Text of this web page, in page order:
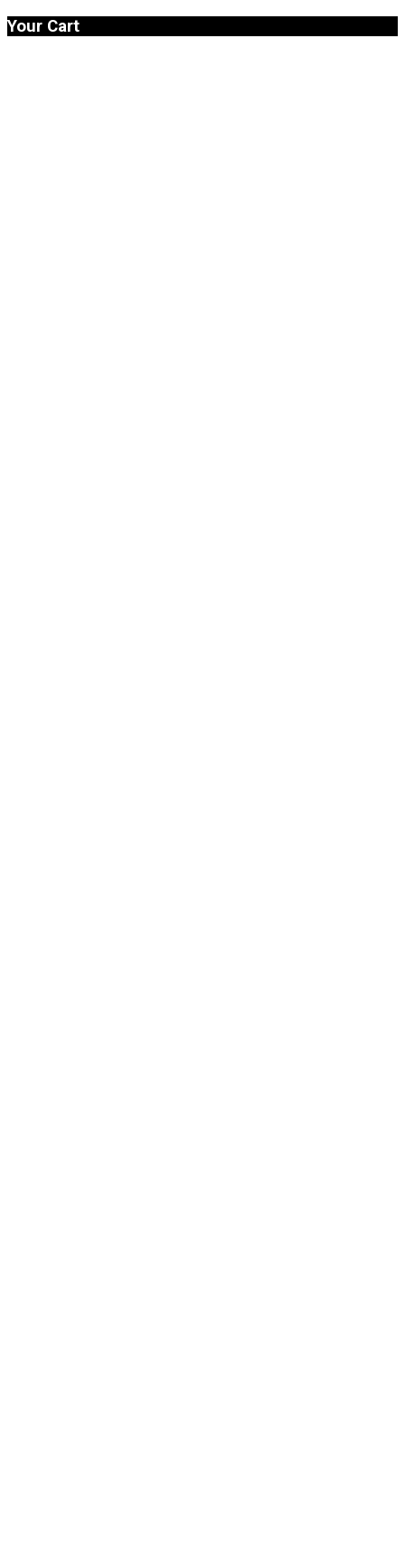
Your Cart